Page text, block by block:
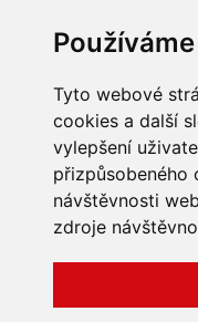
Tyto webové
cookies a další
vylepšení
přizpůsobeného
návštěvnosti
zdroje
INFORMACE
Obchodní podmínky
Zpracování a ochrana
osobních údajů
Jak nakupovat
Kontakt